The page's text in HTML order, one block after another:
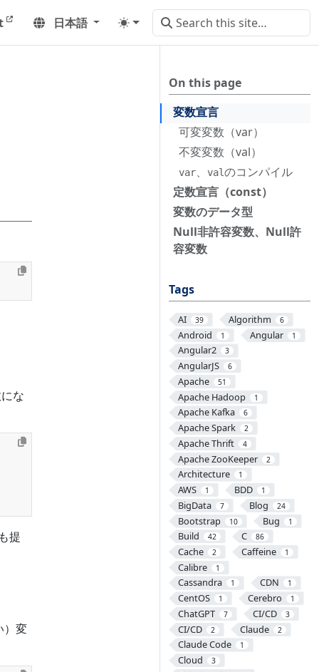
日本語
On this page
変数宣言
可変変数（var）
不変変数（val）
var、 valのコンパイル
定数宣言（const）
変数のデータ型
Null非許容変数、Null許
容変数
Tags
AI 39 Algorithm 6
Android 1 Angular 1
Angular2 3
AngularJS 6
Apache 51
Apache Hadoop 1
Apache Kafka 6
Apache Spark 2
Apache Thrift 4
Apache ZooKeeper 2
Architecture 1
AWS 1 BDD 1
BigData 7 Blog 24
Bootstrap 10 Bug 1
Build 42 C 86
Cache 2 Caffeine 1
Calibre 1
Cassandra 1 CDN 1
CentOS 1 Cerebro 1
ChatGPT 7 CI/CD 3
CI/CD 2 Claude 2
Claude Code 1
Cloud 3
な
提
）変